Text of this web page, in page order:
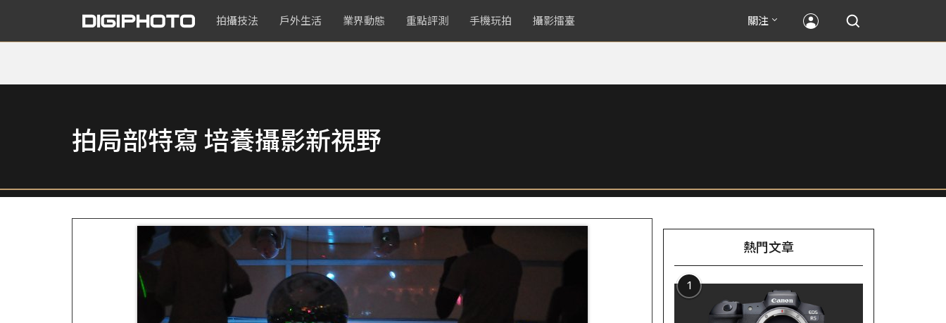
拍攝技法 戶外生活 業界動態 重點評測 手機玩拍 攝影擂臺 關注
拍局部特寫 培養攝影新視野
熱門文章
1